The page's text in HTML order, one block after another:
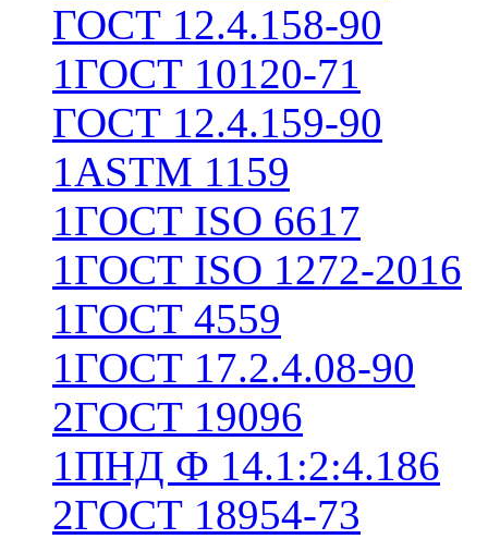
ГОСТ 12.4.158-90
1ГОСТ 10120-71
ГОСТ 12.4.159-90
1ASTM 1159
1ГОСТ ISO 6617
1ГОСТ ISO 1272-2016
1ГОСТ 4559
1ГОСТ 17.2.4.08-90
2ГОСТ 19096
1ПНД Ф 14.1:2:4.186
2ГОСТ 18954-73